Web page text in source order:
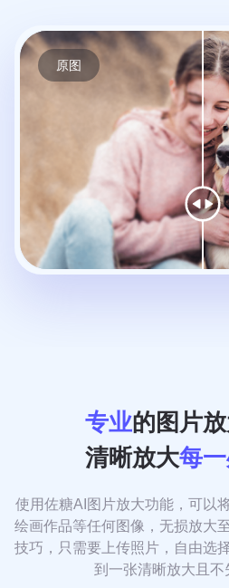
原图
专业的图片放
清晰放大每一
使用佐糖AI图片放大功能，可以
绘画作品等任何图像，无损放大
技巧，只需要上传照片，自由选
到一张清晰放大且不